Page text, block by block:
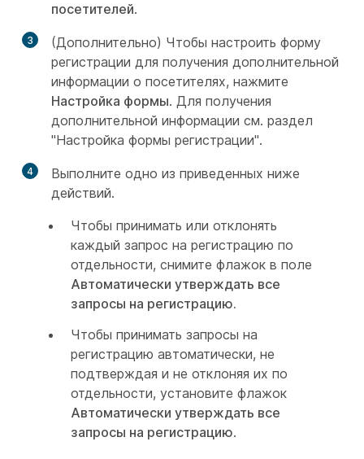
посетителей.
3
(Дополнительно) Чтобы настроить форму
регистрации для получения дополнительной
информации о посетителях, нажмите
Настройка формы. Для получения
дополнительной информации см. раздел
"Настройка формы регистрации".
4
Выполните одно из приведенных ниже
действий.
Чтобы принимать или отклонять
каждый запрос на регистрацию по
отдельности, снимите флажок в поле
Автоматически утверждать все
запросы на регистрацию.
Чтобы принимать запросы на
регистрацию автоматически, не
подтверждая и не отклоняя их по
отдельности, установите флажок
Автоматически утверждать все
запросы на регистрацию.